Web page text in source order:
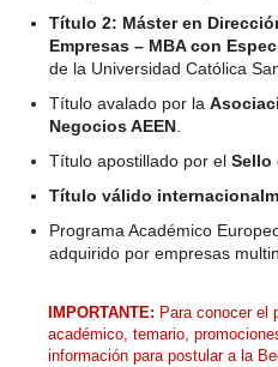
Título 2: Máster en
Empresas – MBA con
de la Universidad Católica
Título avalado por la
Negocios AEEN
Título apostillado por el Sello
Título válido
Programa Académico
adquirido por empresas
IMPORTANTE: Para conocer el
académico, temario,
información para postular a la